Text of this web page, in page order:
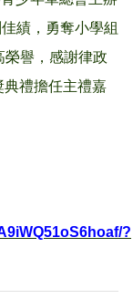
績，勇奪小學組
譽，感謝律政
禮擔任主禮嘉
?